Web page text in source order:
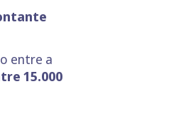
entre a
15.000